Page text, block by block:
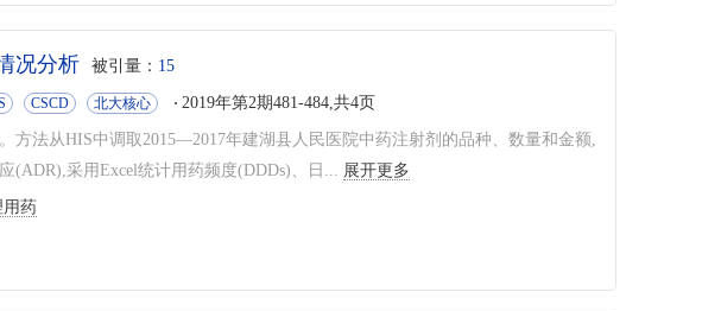
况分析 被引量： 15
CSCD 北大核心 2019年第2期481-484,共4页
方法从HIS中调取2015—2017年建湖县人民医院中药注射剂的品种、数量和金额,
(ADR),采用Excel统计用药频度(DDDs)、日... 展开更多
用药